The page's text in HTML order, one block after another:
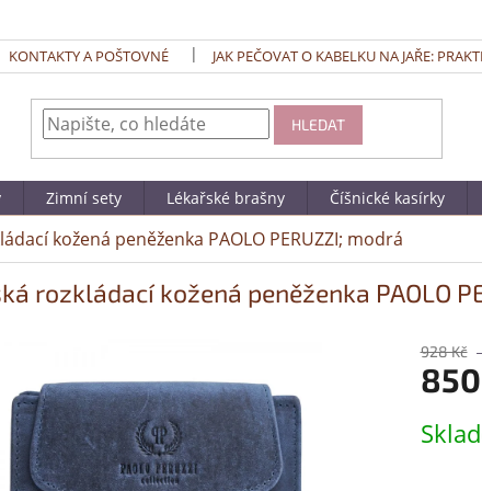
KONTAKTY A POŠTOVNÉ JAK PEČOVAT O KABELKU NA JAŘE:
HLEDAT
Zimní sety Lékařské brašny Číšnické kasírky
kožená peněženka PAOLO PERUZZI; modrá
rozkládací kožená peněženka PAOLO
928 Kč
cena: